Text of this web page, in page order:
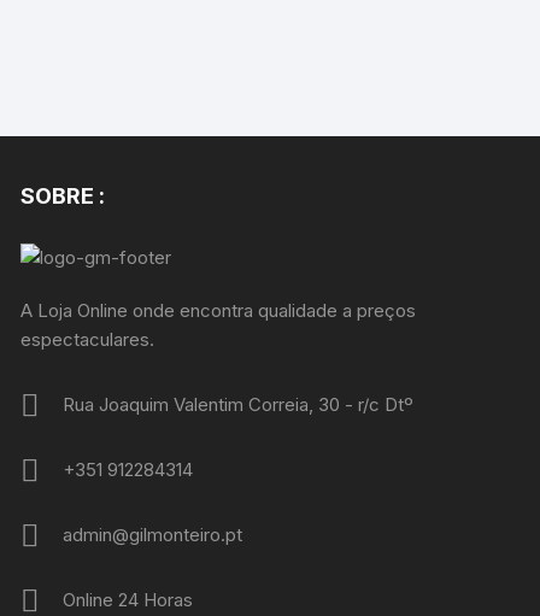
SOBRE :
A Loja Online onde encontra qualidade a preços
espectaculares.
Rua Joaquim Valentim Correia, 30 - r/c Dtº
+351 912284314
admin@gilmonteiro.pt
Online 24 Horas